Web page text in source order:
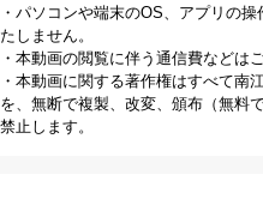
・パソコンや端末のOS、アプリの
たしません。
・本動画の閲覧に伴う通信費などは
・本動画に関する著作権はすべて南
を、無断で複製、改変、頒布（無料
禁止します。